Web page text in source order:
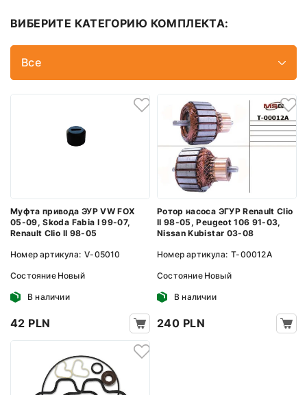
ВИБЕРИТЕ КАТЕГОРИЮ КОМПЛЕКТА:
Все
Муфта привода ЭУР VW FOX
05-09, Skoda Fabia I 99-07,
Renault Clio II 98-05
Номер артикула: V-05010
Состояние Новый
В наличии
42 PLN
Ротор насоса ЭГУР Renault Clio
II 98-05, Peugeot 106 91-03,
Nissan Kubistar 03-08
Номер артикула: T-00012A
Состояние Новый
В наличии
240 PLN